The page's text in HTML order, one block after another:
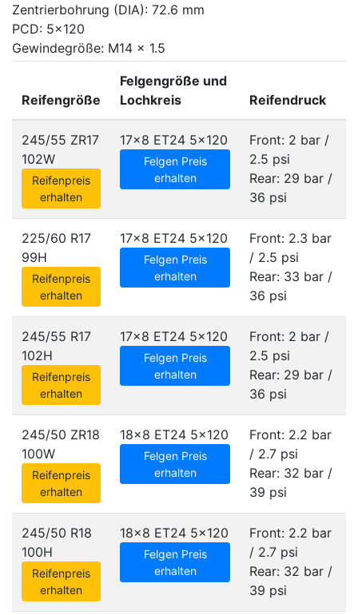
Zentrierbohrung (DIA): 72.6 mm
PCD: 5x120
Gewindegröße: M14 x 1.5
Reifengröße
Felgengröße und
Lochkreis
Reifendruck
245/55 ZR17
102W
Reifenpreis
erhalten
17x8 ET24 5x120
Felgen Preis
erhalten
Front: 2 bar /
2.5 psi
Rear: 29 bar /
36 psi
225/60 R17
99H
Reifenpreis
erhalten
17x8 ET24 5x120
Felgen Preis
erhalten
Front: 2.3 bar
/ 2.5 psi
Rear: 33 bar /
36 psi
245/55 R17
102H
Reifenpreis
erhalten
17x8 ET24 5x120
Felgen Preis
erhalten
Front: 2 bar /
2.5 psi
Rear: 29 bar /
36 psi
245/50 ZR18
100W
Reifenpreis
erhalten
18x8 ET24 5x120
Felgen Preis
erhalten
Front: 2.2 bar
/ 2.7 psi
Rear: 32 bar /
39 psi
245/50 R18
100H
Reifenpreis
erhalten
18x8 ET24 5x120
Felgen Preis
erhalten
Front: 2.2 bar
/ 2.7 psi
Rear: 32 bar /
39 psi